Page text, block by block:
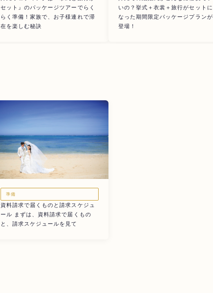
セット』のパッケージツアーでらく
らく準備！家族で、お子様連れで滞
在を楽しむ秘訣
いの？挙式＋衣裳＋旅行がセットに
なった期間限定パッケージプランが
登場！
準備
資料請求で届くものと請求スケジュ
ール まずは、資料請求で届くもの
と、請求スケジュールを見て